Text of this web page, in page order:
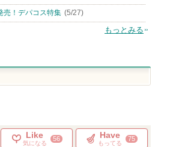
売！デパコス特集 (5/27)
もっとみる
Like
気になる
56 Have
もってる
75